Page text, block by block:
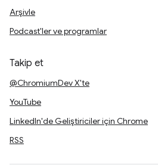
Arşivle
Podcast'ler ve programlar
Takip et
@ChromiumDev X'te
YouTube
LinkedIn'de Geliştiriciler için Chrome
RSS